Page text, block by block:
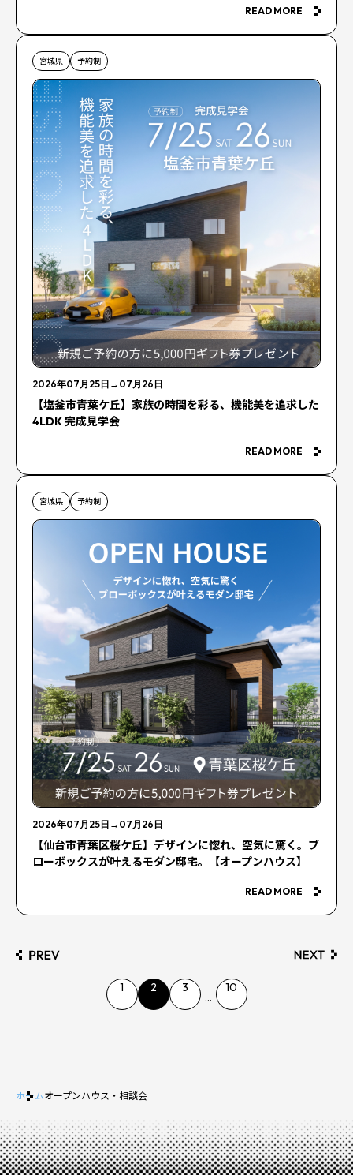
READ MORE
宮城県 予約制
2026年07月25日 → 07月26日
【塩釜市青葉ケ丘】家族の時間を彩る、機能美を追求した
4LDK 完成見学会
READ MORE
宮城県 予約制
2026年07月25日 → 07月26日
【仙台市青葉区桜ケ丘】デザインに惚れ、空気に驚く。ブ
ローボックスが叶えるモダン邸宅。【オープンハウス】
READ MORE
1 2 3
...
10
ホームオープンハウス・相談会